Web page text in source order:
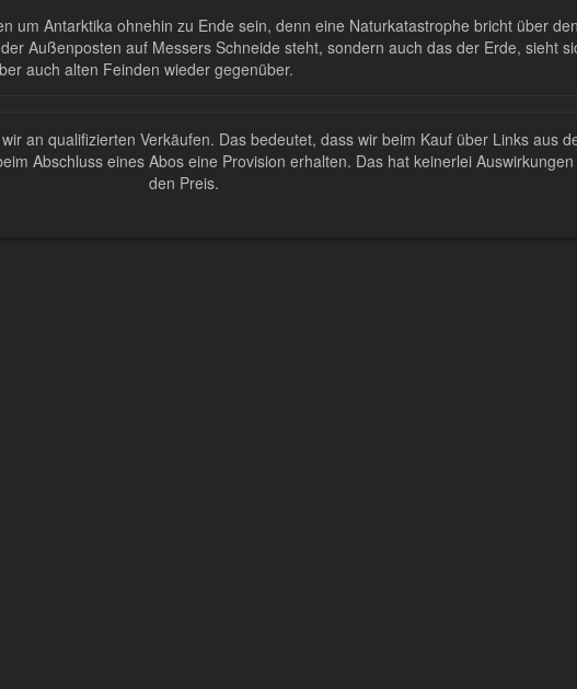
um Antarktika ohnehin zu Ende sein, denn eine Naturkatastrophe bricht über den
Außenposten auf Messers Schneide steht, sondern auch das der Erde, sieht
auch alten Feinden wieder gegenüber.
an qualifizierten Verkäufen. Das bedeutet, dass wir beim Kauf über Links aus
Abschluss eines Abos eine Provision erhalten. Das hat keinerlei
den Preis.